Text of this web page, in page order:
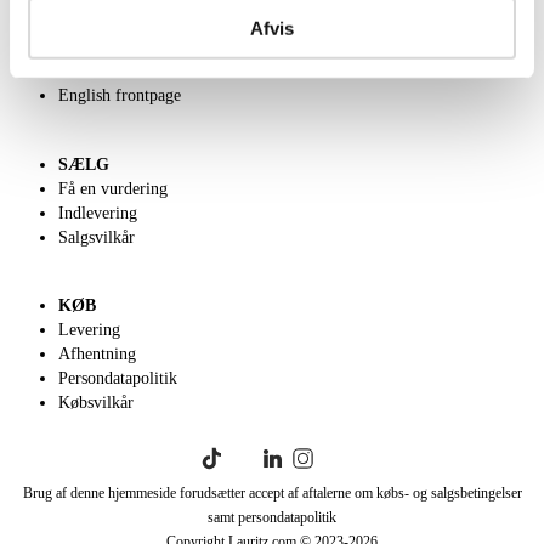
Afvis
English frontpage
SÆLG
Få en vurdering
Indlevering
Salgsvilkår
KØB
Levering
Afhentning
Persondatapolitik
Købsvilkår
Brug af denne hjemmeside forudsætter accept af aftalerne om købs- og salgsbetingelser
samt persondatapolitik